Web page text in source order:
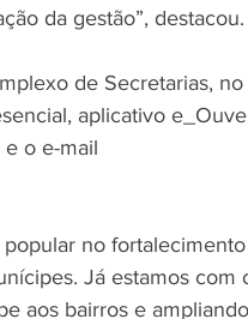
da gestão”, destacou.
de Secretarias,
aplicativo
o e-mail
no
Já estamos com
aos bairros e